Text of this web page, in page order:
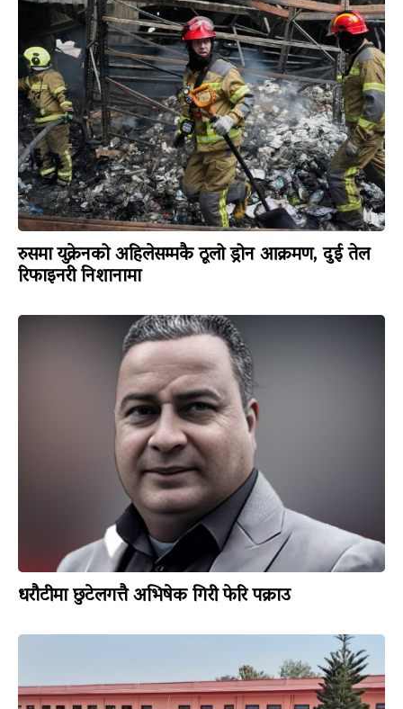
रुसमा युक्रेनको अहिलेसम्मकै ठूलो ड्रोन आक्रमण, दुई तेल
रिफाइनरी निशानामा
धरौटीमा छुटेलगत्तै अभिषेक गिरी फेरि पक्राउ